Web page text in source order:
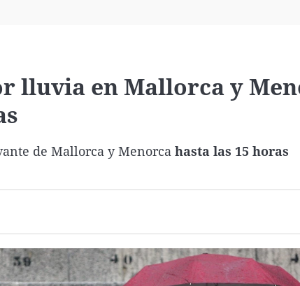
lluvia en Mallorca y
de Mallorca y Menorca hasta las 15 horas